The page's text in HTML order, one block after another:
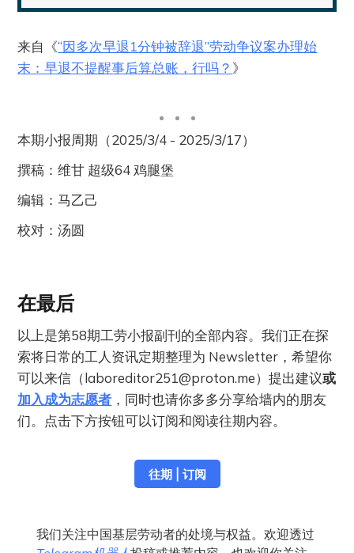
来自《“因多次早退1分钟被辞退”劳动争议案办理始
末：早退不提醒事后算总账，行吗？ 》
本期小报周期（2025/3/4 - 2025/3/17）
撰稿：维甘 超级64 鸡腿堡
编辑：马乙己
校对：汤圆
在最后
以上是第58期工劳小报副刊的全部内容。我们正在探
索将日常的工人资讯定期整理为 Newsletter，希望你
可以来信（laboreditor251@proton.me）提出建议或
加入成为志愿者 ，同时也请你多多分享给墙内的朋友
们。点击下方按钮可以订阅和阅读往期内容。
往期 | 订阅
我们关注中国基层劳动者的处境与权益。欢迎透过